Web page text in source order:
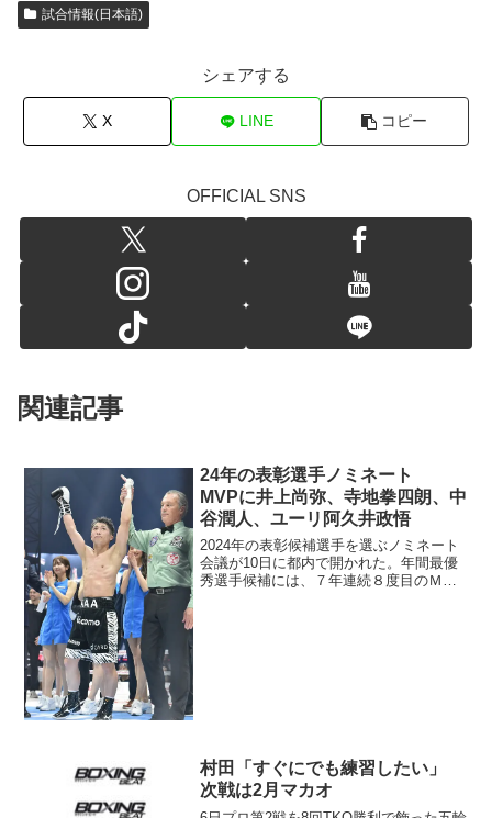
試合情報(日本語)
シェアする
X LINE コピー
OFFICIAL SNS
関連記事
24年の表彰選手ノミネート
MVPに井上尚弥、寺地拳四朗、中
谷潤人、ユーリ阿久井政悟
2024年の表彰候補選手を選ぶノミネート
会議が10日に都内で開かれた。年間最優
秀選手候補には、７年連続８度目のＭＶ
村田「すぐにでも練習したい」
次戦は2月マカオ